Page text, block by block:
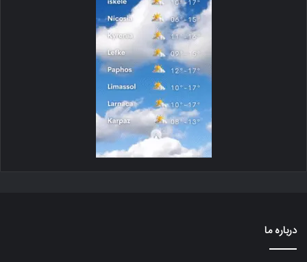
درباره ما